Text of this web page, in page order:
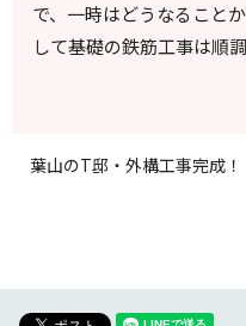
で、一時はどうなること
して基礎の鉄筋工事は順
葉山のT邸・外構工事完成！